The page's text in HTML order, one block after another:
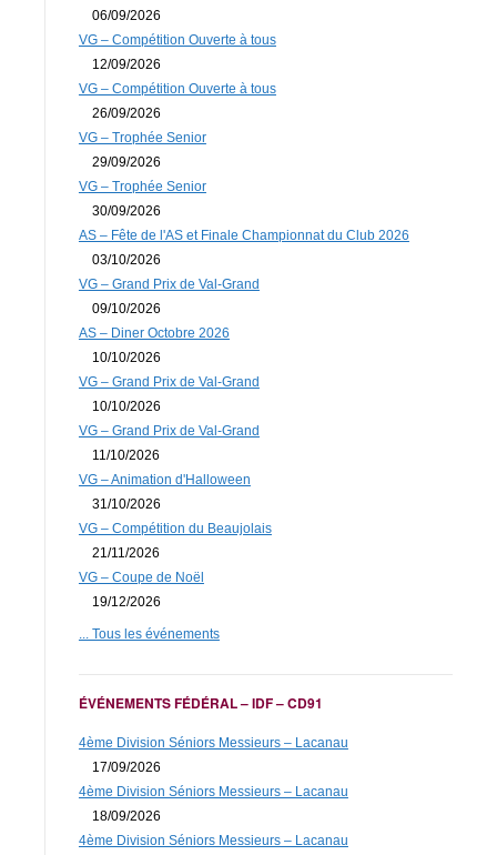
06/09/2026
VG – Compétition Ouverte à tous
12/09/2026
VG – Compétition Ouverte à tous
26/09/2026
VG – Trophée Senior
29/09/2026
VG – Trophée Senior
30/09/2026
AS – Fête de l'AS et Finale Championnat du Club 2026
03/10/2026
VG – Grand Prix de Val-Grand
09/10/2026
AS – Diner Octobre 2026
10/10/2026
VG – Grand Prix de Val-Grand
10/10/2026
VG – Grand Prix de Val-Grand
11/10/2026
VG – Animation d'Halloween
31/10/2026
VG – Compétition du Beaujolais
21/11/2026
VG – Coupe de Noël
19/12/2026
... Tous les événements
ÉVÉNEMENTS FÉDÉRAL – IDF – CD91
4ème Division Séniors Messieurs – Lacanau
17/09/2026
4ème Division Séniors Messieurs – Lacanau
18/09/2026
4ème Division Séniors Messieurs – Lacanau